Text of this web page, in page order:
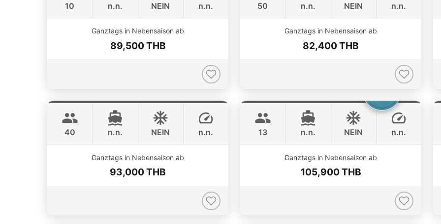
10 n.n. NEIN n.n.
Ganztags in Nebensaison ab
89,500 THB
ONLINE AVAILABILITY
50 n.n. NEIN n.n.
Ganztags in Nebensaison ab
82,400 THB
CUSTOM BUILD 52FT
ONLINE AVAILABILITY
40 n.n. NEIN n.n.
Ganztags in Nebensaison ab
93,000 THB
BERTRAM 50FT
ONLINE AVAILABILITY
13 n.n. NEIN n.n.
Ganztags in Nebensaison ab
105,900 THB